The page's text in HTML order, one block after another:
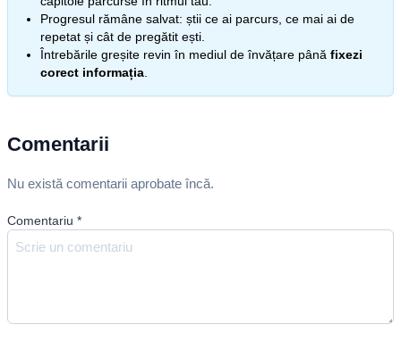
Progresul rămâne salvat: știi ce ai parcurs, ce mai ai de
repetat și cât de pregătit ești.
Întrebările greșite revin în mediul de învățare până fixezi
corect informația
Comentarii
Nu există comentarii aprobate încă.
Comentariu *